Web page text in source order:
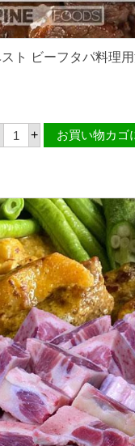
ト ビーフタパ料理
パ
ン
ズ
ベ
ス
ト
ビ
ー
フ
タ
パ
料
理
用
漬
け
込
み
肉
3
0
+ お買い物カゴ